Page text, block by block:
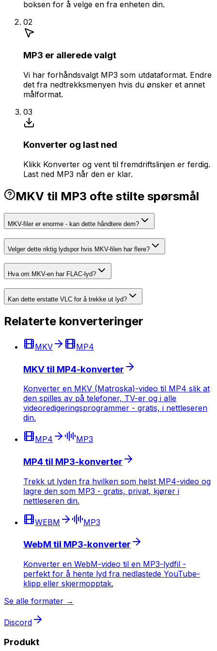
boksen for å velge en fra enheten din.
02
MP3 er allerede valgt
Vi har forhåndsvalgt MP3 som utdataformat. Endre
det fra nedtrekksmenyen hvis du ønsker et annet
målformat.
03
Konverter og last ned
Klikk Konverter og vent til fremdriftslinjen er ferdig.
Last ned MP3 når den er klar.
MKV til MP3 ofte stilte spørsmål
MKV-filer er enorme - kan dette håndtere dem?
Velger dette riktig lydspor hvis MKV-filen har flere?
Hva om MKV-en har FLAC-lyd?
Kan dette erstatte VLC for å trekke ut lyd?
Relaterte konverteringer
MKV MP4
MKV til MP4-konverter
Konverter en MKV (Matroska)-video til MP4 slik at
den spilles av på telefoner, TV-er og i alle
videoredigeringsprogrammer - gratis, i nettleseren
din.
MP4 MP3
MP4 til MP3-konverter
Trekk ut lyden fra hvilken som helst MP4-video og
lagre den som MP3 - gratis, privat, kjører i
nettleseren din.
WEBM MP3
WebM til MP3-konverter
Konverter en WebM-video til en MP3-lydfil -
perfekt for å hente lyd fra nedlastede YouTube-
klipp eller skjermopptak.
Se alle formater →
Discord
Produkt